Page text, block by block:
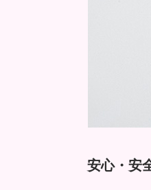
安心・安